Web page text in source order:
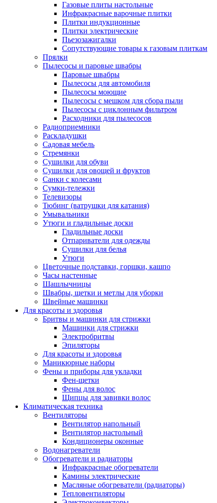
Газовые плиты настольные
Инфракрасные варочные плитки
Плитки индукционные
Плитки электрические
Пьезозажигалки
Сопутствующие товары к газовым плиткам
Прялки
Пылесосы и паровые швабры
Паровые швабры
Пылесосы для автомобиля
Пылесосы моющие
Пылесосы с мешком для сбора пыли
Пылесосы с циклонным фильтром
Расходники для пылесосов
Радиоприемники
Раскладушки
Садовая мебель
Стремянки
Сушилки для обуви
Сушилки для овощей и фруктов
Санки с колесами
Сумки-тележки
Телевизоры
Тюбинг (ватрушки для катания)
Умывальники
Утюги и гладильные доски
Гладильные доски
Отпариватели для одежды
Сушилки для белья
Утюги
Цветочные подставки, горшки, кашпо
Часы настенные
Шашлычницы
Швабры, щетки и метлы для уборки
Швейные машинки
Для красоты и здоровья
Бритвы и машинки для стрижки
Машинки для стрижки
Электробритвы
Эпиляторы
Для красоты и здоровья
Маникюрные наборы
Фены и приборы для укладки
Фен-щетки
Фены для волос
Щипцы для завивки волос
Климатическая техника
Вентиляторы
Вентилятор напольный
Вентилятор настольный
Кондиционеры оконные
Водонагреватели
Обогреватели и радиаторы
Инфракрасные обогреватели
Камины электрические
Масляные обогреватели (радиаторы)
Тепловентиляторы